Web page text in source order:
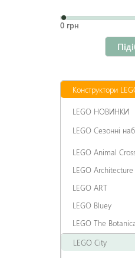
0 грн
Конструктори
LEGO НОВИНКИ
LEGO Сезонні
LEGO Animal
LEGO Architecture
LEGO ART
LEGO Bluey
LEGO The
LEGO City